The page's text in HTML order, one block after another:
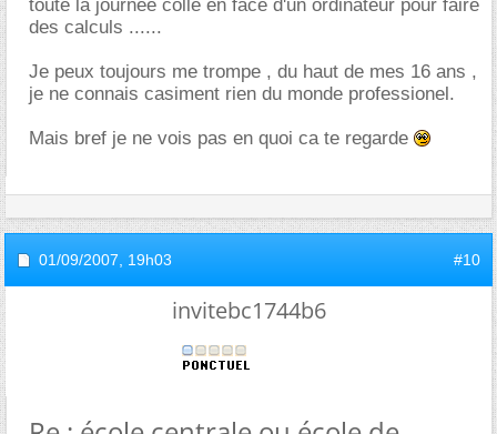
toute la journée collé en face d'un ordinateur pour faire
des calculs ......
Je peux toujours me trompe , du haut de mes 16 ans ,
je ne connais casiment rien du monde professionel.
Mais bref je ne vois pas en quoi ca te regarde
01/09/2007, 19h03 #10
invitebc1744b6